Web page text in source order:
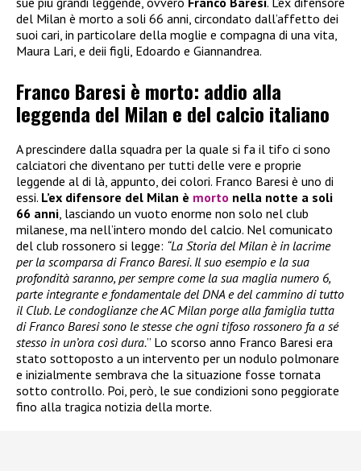
del Milan è morto a soli 66 anni, circondato dall’affetto dei
suoi cari, in particolare della moglie e compagna di una vita,
Maura Lari, e deii figli, Edoardo e Giannandrea.
Franco Baresi è morto: addio alla
leggenda del Milan e del calcio italiano
A prescindere dalla squadra per la quale si fa il tifo ci sono
calciatori che diventano per tutti delle vere e proprie
leggende al di là, appunto, dei colori. Franco Baresi è uno di
essi. L’ex difensore del Milan è morto nella notte a soli
66 anni , lasciando un vuoto enorme non solo nel club
milanese, ma nell’intero mondo del calcio. Nel comunicato
del club rossonero si legge: “La Storia del Milan è in lacrime
per la scomparsa di Franco Baresi. Il suo esempio e la sua
profondità saranno, per sempre come la sua maglia numero 6,
parte integrante e fondamentale del DNA e del cammino di tutto
il Club. Le condoglianze che AC Milan porge alla famiglia tutta
di Franco Baresi sono le stesse che ogni tifoso rossonero fa a sé
stesso in un’ora così dura.” Lo scorso anno Franco Baresi era
stato sottoposto a un intervento per un nodulo polmonare
e inizialmente sembrava che la situazione fosse tornata
sotto controllo. Poi, però, le sue condizioni sono peggiorate
fino alla tragica notizia della morte.